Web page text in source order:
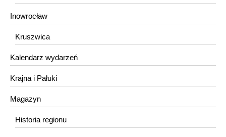
Inowrocław
Kruszwica
Kalendarz wydarzeń
Krajna i Pałuki
Magazyn
Historia regionu